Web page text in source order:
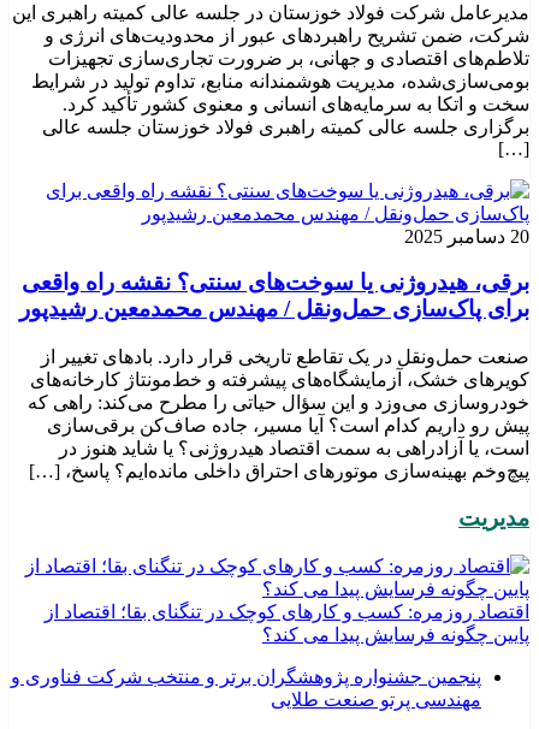
مدیرعامل شرکت فولاد خوزستان در جلسه عالی کمیته راهبری این
شرکت، ضمن تشریح راهبردهای عبور از محدودیت‌های انرژی و
تلاطم‌های اقتصادی و جهانی، بر ضرورت تجاری‌سازی تجهیزات
بومی‌سازی‌شده، مدیریت هوشمندانه منابع، تداوم تولید در شرایط
سخت و اتکا به سرمایه‌های انسانی و معنوی کشور تأکید کرد.
برگزاری جلسه عالی کمیته راهبری فولاد خوزستان جلسه عالی
[…]
20 دسامبر 2025
برقی، هیدروژنی یا سوخت‌های سنتی؟ نقشه راه واقعی
برای پاک‌سازی حمل‌ونقل / مهندس محمدمعین رشیدپور
صنعت حمل‌ونقل در یک تقاطع تاریخی قرار دارد. بادهای تغییر از
کویرهای خشک، آزمایشگاه‌های پیشرفته و خط‌مونتاژ کارخانه‌های
خودروسازی می‌وزد و این سؤال حیاتی را مطرح می‌کند: راهی که
پیش رو داریم کدام است؟ آیا مسیر، جاده صاف‌کن برقی‌سازی
است، یا آزادراهی به سمت اقتصاد هیدروژنی؟ یا شاید هنوز در
پیچ‌وخم بهینه‌سازی موتورهای احتراق داخلی مانده‌ایم؟ پاسخ، […]
مدیریت
اقتصاد روزمره: کسب‌ و کارهای کوچک در تنگنای بقا؛ اقتصاد از
پایین چگونه فرسایش پیدا می کند؟
پنجمین جشنواره پژوهشگران برتر و منتخب شرکت فناوری و
مهندسی پرتو صنعت طلایی